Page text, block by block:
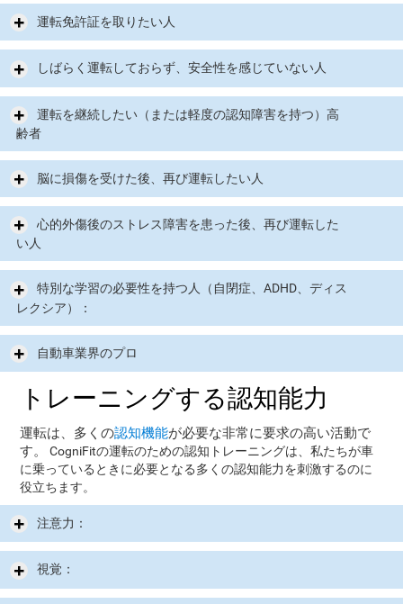
運転免許証を取りたい人
しばらく運転しておらず、安全性を感じていない人
運転を継続したい（または軽度の認知障害を持つ）高
齢者
脳に損傷を受けた後、再び運転したい人
心的外傷後のストレス障害を患った後、再び運転した
い人
特別な学習の必要性を持つ人（自閉症、ADHD、ディス
レクシア）：
自動車業界のプロ
トレーニングする認知能力
運転は、多くの認知機能が必要な非常に要求の高い活動で
す。
CogniFitの運転のための認知トレーニングは、私たちが車
に乗っているときに必要となる多くの認知能力を刺激するのに
役立ちます。
注意力：
視覚：